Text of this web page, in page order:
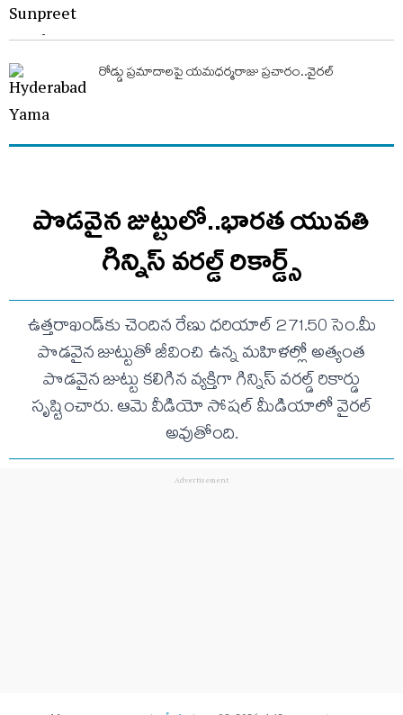
రోడ్డు ప్రమాదాలపై యమధర్మరాజు ప్రచారం..వైరల్
పొడవైన జుట్టులో..భారత యువతి
గిన్నిస్ వరల్డ్ రికార్డ్స్
ఉత్తరాఖండ్‌కు చెందిన రేణు ధరియాల్ 271.50 సెం.మీ
పొడవైన జుట్టుతో జీవించి ఉన్న మహిళల్లో అత్యంత
పొడవైన జుట్టు కలిగిన వ్యక్తిగా గిన్నిస్ వరల్డ్ రికార్డు
సృష్టించారు. ఆమె వీడియో సోషల్ మీడియాలో వైరల్
అవుతోంది.